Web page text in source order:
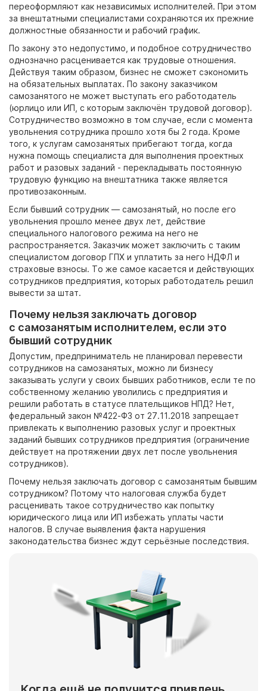
переоформляют как независимых исполнителей. При этом
за внештатными специалистами сохраняются их прежние
должностные обязанности и рабочий график.
По закону это недопустимо, и подобное сотрудничество
однозначно расценивается как трудовые отношения.
Действуя таким образом, бизнес не сможет сэкономить
на обязательных выплатах. По закону заказчиком
самозанятого не может выступать его работодатель
(юрлицо или ИП, с которым заключён трудовой договор).
Сотрудничество возможно в том случае, если с момента
увольнения сотрудника прошло хотя бы 2 года. Кроме
того, к услугам самозанятых прибегают тогда, когда
нужна помощь специалиста для выполнения проектных
работ и разовых заданий - перекладывать постоянную
трудовую функцию на внештатника также является
противозаконным.
Если бывший сотрудник — самозанятый, но после его
увольнения прошло менее двух лет, действие
специального налогового режима на него не
распространяется. Заказчик может заключить с таким
специалистом договор ГПХ и уплатить за него НДФЛ и
страховые взносы. То же самое касается и действующих
сотрудников предприятия, которых работодатель решил
вывести за штат.
Почему нельзя заключать договор
с самозанятым исполнителем, если это
бывший сотрудник
Допустим, предприниматель не планировал перевести
сотрудников на самозанятых, можно ли бизнесу
заказывать услуги у своих бывших работников, если те по
собственному желанию уволились с предприятия и
решили работать в статусе плательщиков НПД? Нет,
федеральный закон №422-ФЗ от 27.11.2018 запрещает
привлекать к выполнению разовых услуг и проектных
заданий бывших сотрудников предприятия (ограничение
действует на протяжении двух лет после увольнения
сотрудников).
Почему нельзя заключать договор с самозанятым бывшим
сотрудником? Потому что налоговая служба будет
расценивать такое сотрудничество как попытку
юридического лица или ИП избежать уплаты части
налогов. В случае выявления факта нарушения
законодательства бизнес ждут серьёзные последствия.